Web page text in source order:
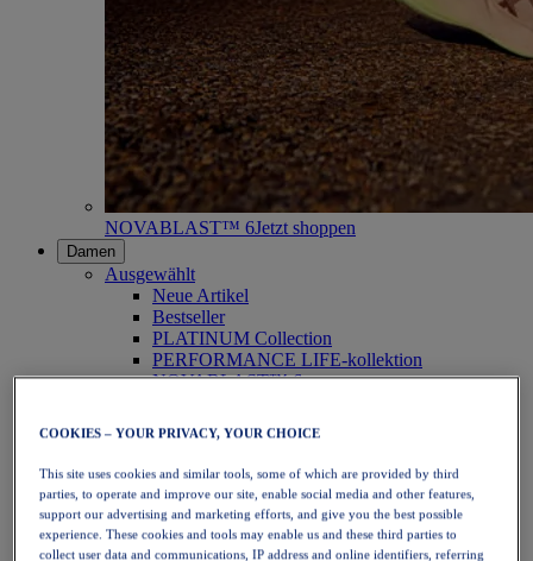
NOVABLAST™ 6Jetzt shoppen
Damen
Ausgewählt
Neue Artikel
Bestseller
PLATINUM Collection
PERFORMANCE LIFE-kollektion
NOVABLAST™ 6
Laufen
Trailrunning
Tennis
Volleyball
Handball
Padel
Korbball
COOKIES – YOUR PRIVACY, YOUR CHOICE
This site uses cookies and similar tools, some of which are provided by third
parties, to operate and improve our site, enable social media and other features,
support our advertising and marketing efforts, and give you the best possible
experience. These cookies and tools may enable us and these third parties to
collect user data and communications, IP address and online identifiers, referring